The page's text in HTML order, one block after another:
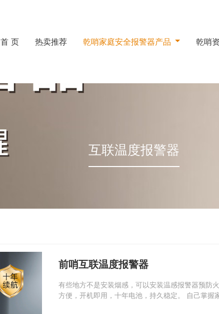
首 页 热卖推荐 乾哨家庭安全报警器产品 乾哨
互联温度报警器
前哨互联温度报警器
有些地方不是安装烟感，可以安装温感报警器预防
方便，开机即用，十年电池，持久稳定。 自己掌握